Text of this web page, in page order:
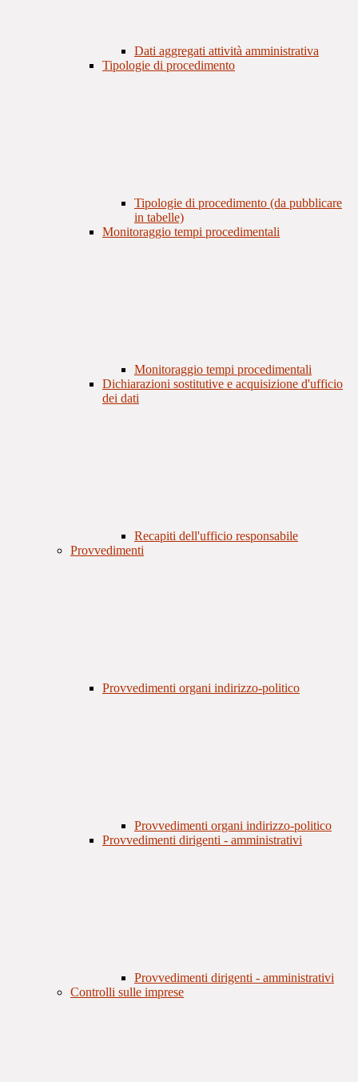
Dati aggregati attività amministrativa
Tipologie di procedimento
Tipologie di procedimento (da pubblicare
in tabelle)
Monitoraggio tempi procedimentali
Monitoraggio tempi procedimentali
Dichiarazioni sostitutive e acquisizione d'ufficio
dei dati
Recapiti dell'ufficio responsabile
Provvedimenti
Provvedimenti organi indirizzo-politico
Provvedimenti organi indirizzo-politico
Provvedimenti dirigenti - amministrativi
Provvedimenti dirigenti - amministrativi
Controlli sulle imprese